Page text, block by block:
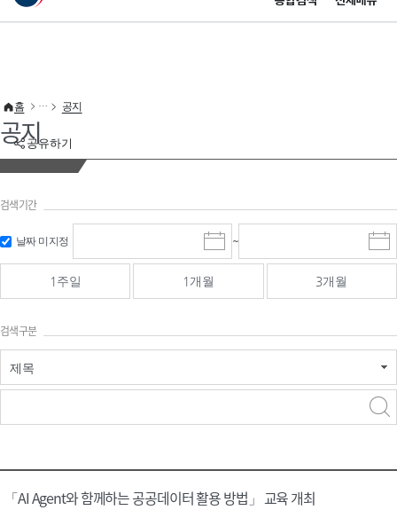
이 누리집은 대한민국 공식 전자정부 누리집입니다.
공유하기
홈 공지
공지
검색기간
날짜 미지정
시
작
일
선
~
종
료
선
1주일 1개월 3개월
검색구분
제목
「AI Agent와 함께하는 공공데이터 활용 방법」 교육 개최